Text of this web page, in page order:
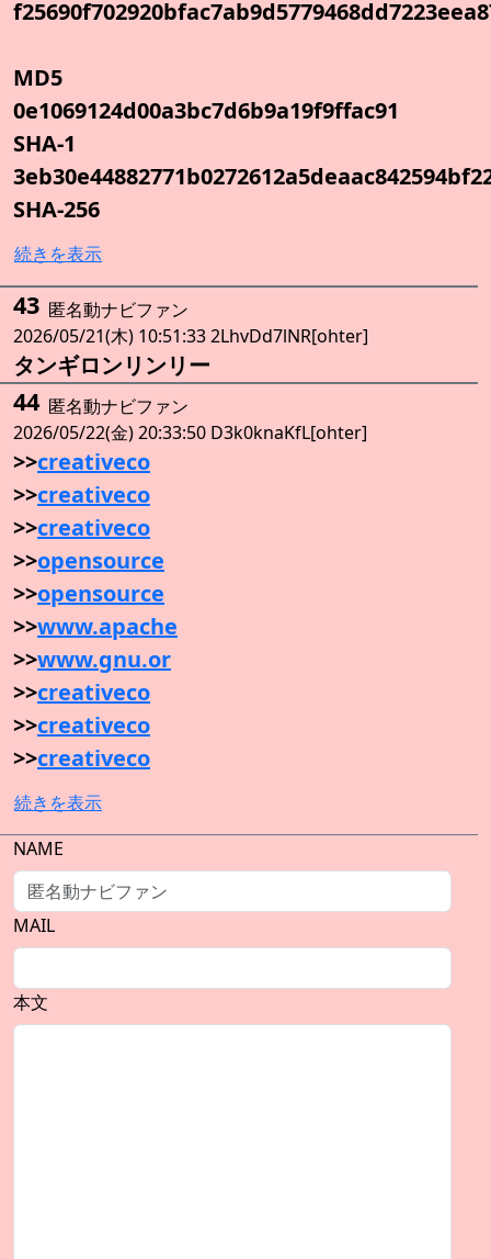
MD5
0e1069124d00a3bc7d6b9a19f9ffac91
SHA-1
SHA-256
続きを表示
43 匿名動ナビファン
2026/05/21(木) 10:51:33 2LhvDd7lNR[ohter]
タンギロンリンリー
44 匿名動ナビファン
2026/05/22(金) 20:33:50 D3k0knaKfL[ohter]
>>creativeco
>>creativeco
>>creativeco
>>opensource
>>opensource
>>www.apache
>>www.gnu.or
>>creativeco
>>creativeco
>>creativeco
続きを表示
NAME
MAIL
本文